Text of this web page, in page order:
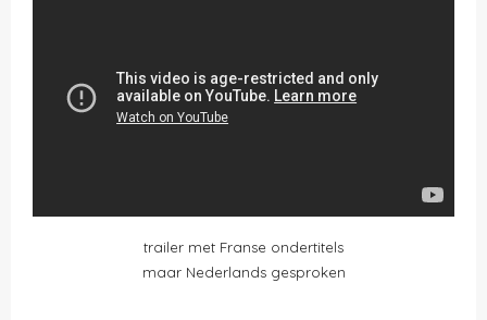
trailer met Franse ondertitels
maar Nederlands gesproken